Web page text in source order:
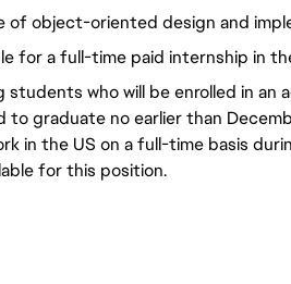
of object-oriented design and
for a full-time paid internship in
students who will be enrolled in
to graduate no earlier than
in the US on a full-time basis
for this position.